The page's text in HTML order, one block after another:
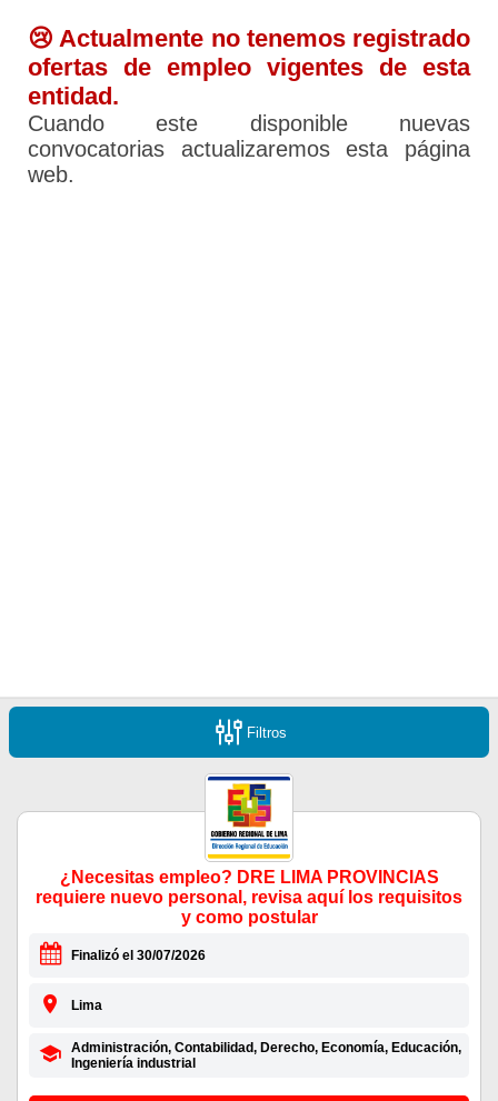
😢 Actualmente no tenemos registrado
ofertas de empleo vigentes de esta
entidad.
Cuando este disponible nuevas
convocatorias actualizaremos esta página
web.
Filtros
¿Necesitas empleo? DRE LIMA PROVINCIAS
requiere nuevo personal, revisa aquí los requisitos
y como postular
Finalizó el 30/07/2026
Lima
Administración, Contabilidad, Derecho, Economía, Educación,
Ingeniería industrial